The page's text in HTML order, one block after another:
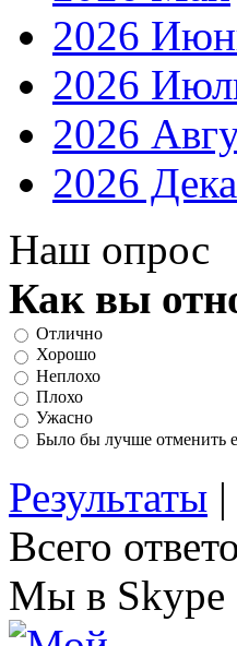
2026
2026
2026
2026
Наш опрос
Как вы
Отлично
Хорошо
Неплохо
Плохо
Ужасно
Было бы лучше отменить
Результаты |
Всего
Мы в Skype